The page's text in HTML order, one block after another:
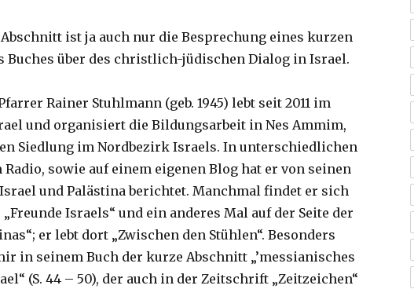
ist ja auch nur die Besprechung eines kurzen
Buches über des christlich-jüdischen Dialog in Israel.
Rainer Stuhlmann (geb. 1945) lebt seit 2011 im
und organisiert die Bildungsarbeit in Nes Ammim,
Siedlung im Nordbezirk Israels. In unterschiedlichen
sowie auf einem eigenen Blog hat er von seinen
und Palästina berichtet. Manchmal findet er sich
„Freunde Israels“ und ein anderes Mal auf der Seite der
er lebt dort „Zwischen den Stühlen“. Besonders
in seinem Buch der kurze Abschnitt „’messianisches
(S. 44 – 50), der auch in der Zeitschrift „Zeitzeichen“